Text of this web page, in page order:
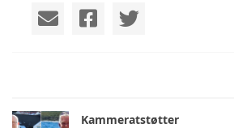
Kammeratstøtter